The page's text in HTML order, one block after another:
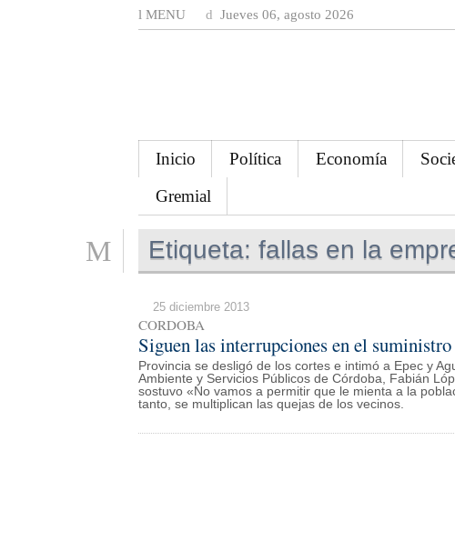
MENU Jueves 06, agosto 2026
Inicio Política Economía
Gremial
Etiqueta: fallas en la
25 diciembre 2013
CORDOBA
Siguen las interrupciones en el suministro
Provincia se desligó de los cortes e intimó a Epec y
Ambiente y Servicios Públicos de Córdoba, Fabián
sostuvo «No vamos a permitir que le mienta a la
tanto, se multiplican las quejas de los vecinos.